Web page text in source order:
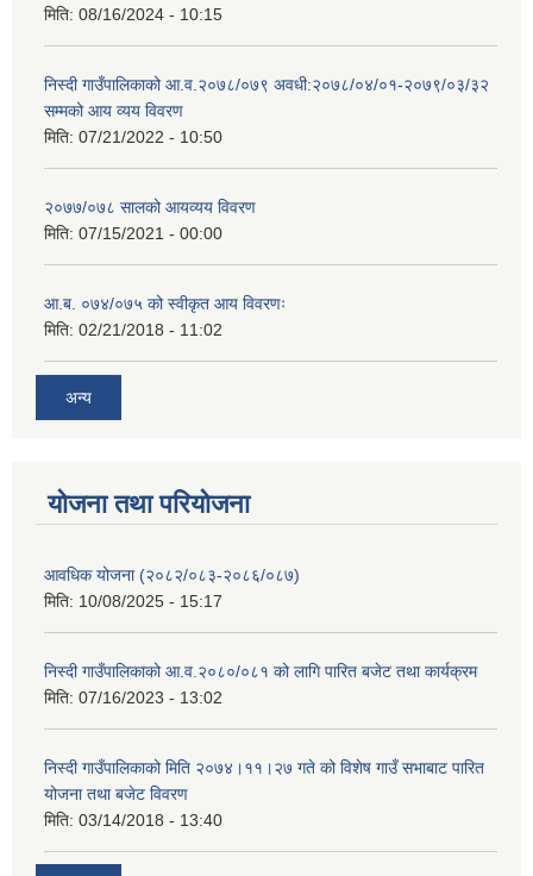
मिति: 08/16/2024 - 10:15
निस्दी गाउँपालिकाको आ.व.२०७८/०७९ अवधी:२०७८/०४/०१-२०७९/०३/३२
सम्मको आय व्यय विवरण
मिति: 07/21/2022 - 10:50
२०७७/०७८ सालको आयव्यय विवरण
मिति: 07/15/2021 - 00:00
आ.ब. ०७४/०७५ को स्वीकृत आय विवरणः
मिति: 02/21/2018 - 11:02
अन्य
योजना तथा परियोजना
आवधिक योजना (२०८२/०८३-२०८६/०८७)
मिति: 10/08/2025 - 15:17
निस्दी गाउँपालिकाको आ.व.२०८०/०८१ को लागि पारित बजेट तथा कार्यक्रम
मिति: 07/16/2023 - 13:02
निस्दी गाउँपालिकाको मिति २०७४।११।२७ गते को विशेष गाउँ सभाबाट पारित
योजना तथा बजेट विवरण
मिति: 03/14/2018 - 13:40